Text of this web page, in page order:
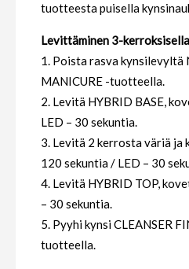
tuotteesta puisella
Levittäminen 3-
1. Poista rasva kynsilevyltä
MANICURE -tuotteella.
2. Levitä HYBRID BASE,
LED – 30 sekuntia.
3. Levitä 2 kerrosta väriä ja
120 sekuntia / LED – 30
4. Levitä HYBRID TOP,
– 30 sekuntia.
5. Pyyhi kynsi CLEANSER
tuotteella.